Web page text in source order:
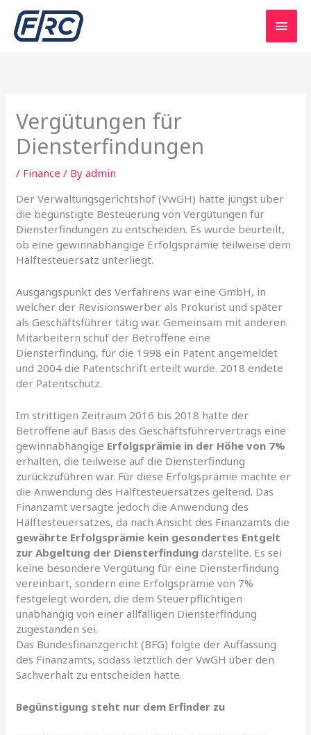
content
Main
Vergütungen für
Diensterfindungen
/ Finance / Byadmin
Der Verwaltungsgerichtshof (VwGH) hatte jüngst über
die begünstigte Besteuerung von Vergütungen für
Diensterfindungen zu entscheiden. Es wurde beurteilt,
ob eine gewinnabhängige Erfolgsprämie teilweise dem
Hälftesteuersatz unterliegt.
Ausgangspunkt des Verfahrens war eine GmbH, in
welcher der Revisionswerber als Prokurist und später
als Geschäftsführer tätig war. Gemeinsam mit anderen
Mitarbeitern schuf der Betroffene eine
Diensterfindung, für die 1998 ein Patent angemeldet
und 2004 die Patentschrift erteilt wurde. 2018 endete
der Patentschutz.
Im strittigen Zeitraum 2016 bis 2018 hatte der
Betroffene auf Basis des Geschäftsführervertrags eine
gewinnabhängige Erfolgsprämie in der Höhe von 7%
erhalten, die teilweise auf die Diensterfindung
zurückzuführen war. Für diese Erfolgsprämie machte er
die Anwendung des Hälftesteuersatzes geltend. Das
Finanzamt versagte jedoch die Anwendung des
Hälftesteuersatzes, da nach Ansicht des Finanzamts die
gewährte Erfolgsprämie kein gesondertes Entgelt
zur Abgeltung der Diensterfindung darstellte. Es sei
keine besondere Vergütung für eine Diensterfindung
vereinbart, sondern eine Erfolgsprämie von 7%
festgelegt worden, die dem Steuerpflichtigen
unabhängig von einer allfälligen Diensterfindung
zugestanden sei.
Das Bundesfinanzgericht (BFG) folgte der Auffassung
des Finanzamts, sodass letztlich der VwGH über den
Sachverhalt zu entscheiden hatte.
Begünstigung steht nur dem Erfinder zu